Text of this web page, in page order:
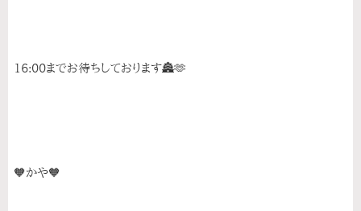
16:00までお待ちしております🏯🫶
🧡かや🧡